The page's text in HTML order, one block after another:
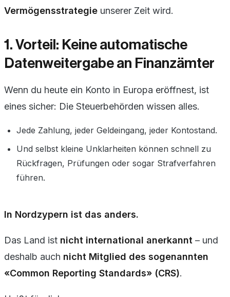
Vermögensstrategie unserer Zeit wird.
1. Vorteil: Keine automatische
Datenweitergabe an Finanzämter
Wenn du heute ein Konto in Europa eröffnest, ist
eines sicher: Die Steuerbehörden wissen alles.
Jede Zahlung, jeder Geldeingang, jeder Kontostand.
Und selbst kleine Unklarheiten können schnell zu
Rückfragen, Prüfungen oder sogar Strafverfahren
führen.
In Nordzypern ist das anders.
Das Land ist nicht international anerkannt – und
deshalb auch nicht Mitglied des sogenannten
«Common Reporting Standards» (CRS).